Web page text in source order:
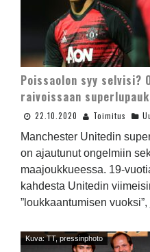
Poissaolon syy selvisi?
raivoissaan
22.10.2020 Toimitus
Manchester Unitedin
on ajautunut ongelmiin
maajoukkueessa. 19-
kahdesta Unitedin
”loukkaantumisen vuoksi”,
Kuva: TT, pressinphoto